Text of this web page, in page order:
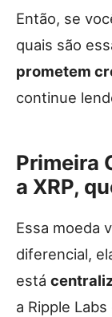
Então, se
quais são
prometem
continue
Primeira
a XRP,
Essa moeda
diferencial,
está
a Ripple